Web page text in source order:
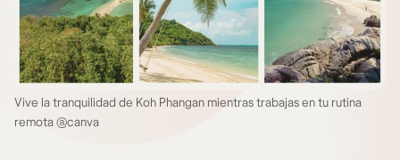
Vive la tranquilidad de Koh Phangan mientras trabajas en tu rutina
remota @canva